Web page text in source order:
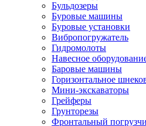
Бульдозеры
Буровые машины
Буровые установки
Вибропогружатель
Гидромолоты
Навесное
Баровые машины
Горизонтальное
Мини-экскаваторы
Грейферы
Грунторезы
Фронтальный